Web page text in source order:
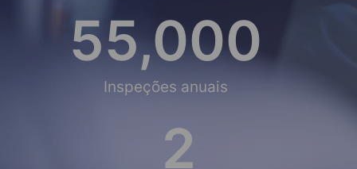
Inspeções anuais
55,000
2